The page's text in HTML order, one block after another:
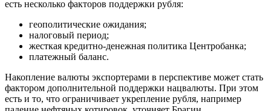
есть несколько факторов поддержки рубля:
геополитические ожидания;
налоговый период;
жесткая кредитно-денежная политика Центробанка;
платежный баланс.
Накопление валюты экспортерами в перспективе может стать
фактором дополнительной поддержки нацвалюты. При этом
есть и то, что ограничивает укрепление рубля, например